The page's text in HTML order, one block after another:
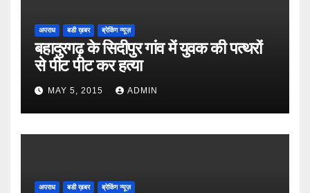
अपराध बडी ख़बर ब्रेकिंग न्यूज़
बहादुरगढ़ के सिदीपुर गांव में युवक की पत्थरों
से पीट पीट कर हत्या
MAY 5, 2015 ADMIN
अपराध बडी ख़बर ब्रेकिंग न्यूज़